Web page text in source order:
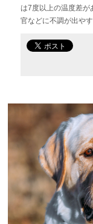
は7度以上の温度差が
官などに不調が出や